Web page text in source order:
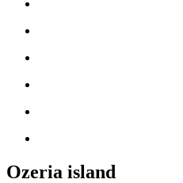
Ozeria island